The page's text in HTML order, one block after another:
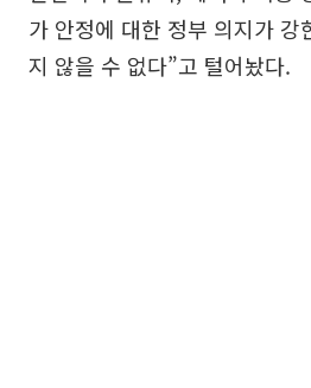
가 안정에 대한 정부 의지가 강
지 않을 수 없다”고 털어놨다.